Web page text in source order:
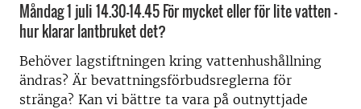
Måndag 1 juli 14.30-14.45 För mycket eller för lite vatten –
hur klarar lantbruket det?
Behöver lagstiftningen kring vattenhushållning
ändras? Är bevattningsförbudsreglerna för
stränga? Kan vi bättre ta vara på outnyttjade